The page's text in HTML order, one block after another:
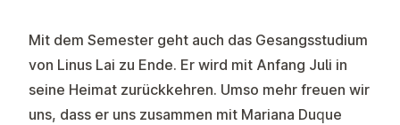
Mit dem Semester geht auch das Gesangsstudium
von Linus Lai zu Ende. Er wird mit Anfang Juli in
seine Heimat zurückkehren. Umso mehr freuen wir
uns, dass er uns zusammen mit Mariana Duque